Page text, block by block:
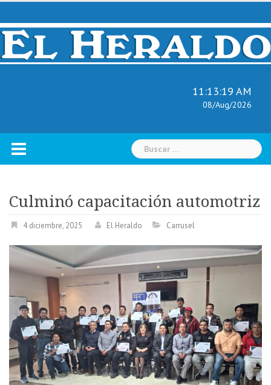
Skip
content
11:13:20 AM
08/Aug/2026
Buscar:
Culminó capacitación automotriz
4 diciembre, 2025 El Heraldo Carrusel